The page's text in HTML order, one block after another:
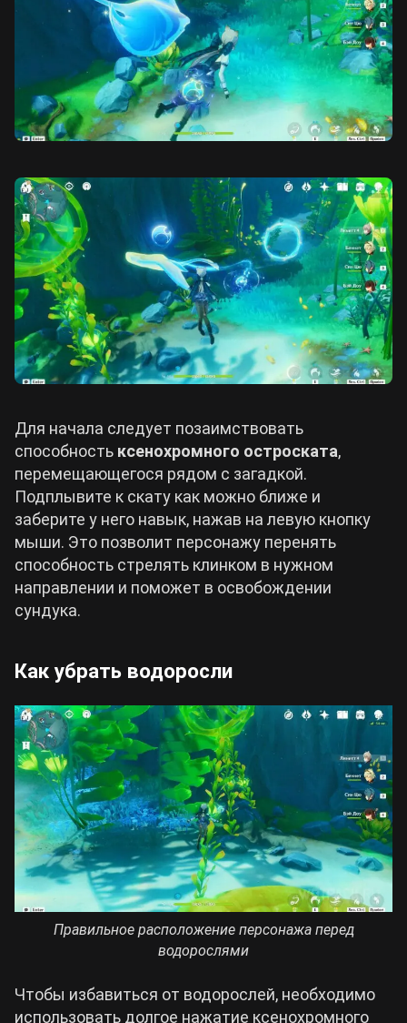
Для начала следует позаимствовать
способность ксенохромного остроската,
перемещающегося рядом с загадкой.
Подплывите к скату как можно ближе и
заберите у него навык, нажав на левую кнопку
мыши. Это позволит персонажу перенять
способность стрелять клинком в нужном
направлении и поможет в освобождении
сундука.
Как убрать водоросли
Правильное расположение персонажа перед
водорослями
Чтобы избавиться от водорослей, необходимо
использовать долгое нажатие ксенохромного